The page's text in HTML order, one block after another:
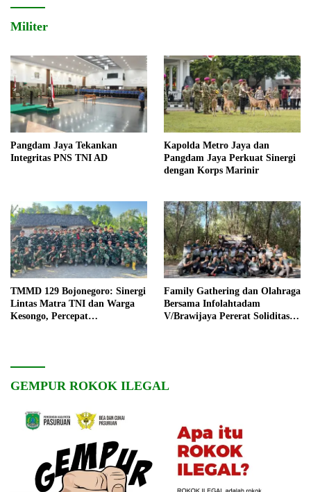
Militer
Pangdam Jaya Tekankan
Integritas PNS TNI AD
Kapolda Metro Jaya dan
Pangdam Jaya Perkuat Sinergi
dengan Korps Marinir
TMMD 129 Bojonegoro: Sinergi
Lintas Matra TNI dan Warga
Kesongo, Percepat
Family Gathering dan Olahraga
Bersama Infolahtadam
V/Brawijaya Pererat Soliditas
GEMPUR ROKOK ILEGAL